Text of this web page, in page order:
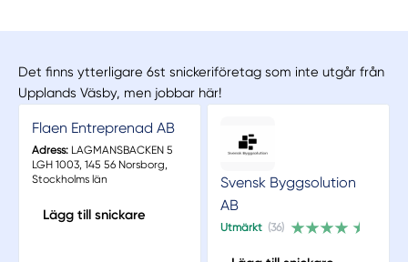
Det finns ytterligare 6st snickeriföretag som inte utgår från
Upplands Väsby, men jobbar här!
Flaen Entreprenad AB
Adress:LAGMANSBACKEN 5
LGH 1003, 145 56 Norsborg,
Stockholms län
Lägg till snickare
Svensk Byggsolution
AB
Utmärkt (36)